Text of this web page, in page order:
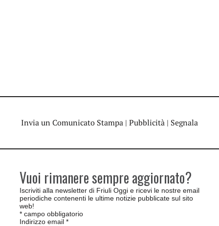
Invia un Comunicato Stampa | Pubblicità | Segnala
Vuoi rimanere sempre aggiornato?
Iscriviti alla newsletter di Friuli Oggi e ricevi le nostre email
periodiche contenenti le ultime notizie pubblicate sul sito
web!
* campo obbligatorio
Indirizzo email *